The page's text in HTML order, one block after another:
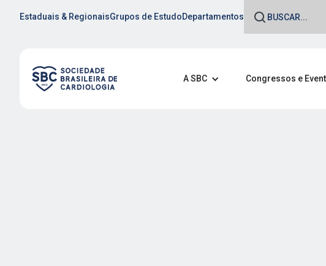
Estaduais & RegionaisGrupos de EstudoDepartamentos
A SBC Congressos e